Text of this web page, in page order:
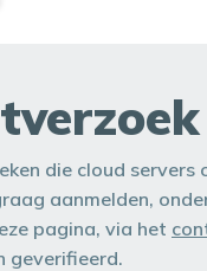
die cloud
aanmelden,
pagina, via het
geverifieerd.